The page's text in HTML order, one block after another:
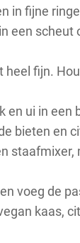
in fijne
een scheut
heel fijn.
en ui in een
bieten en
voeg de
kaas,